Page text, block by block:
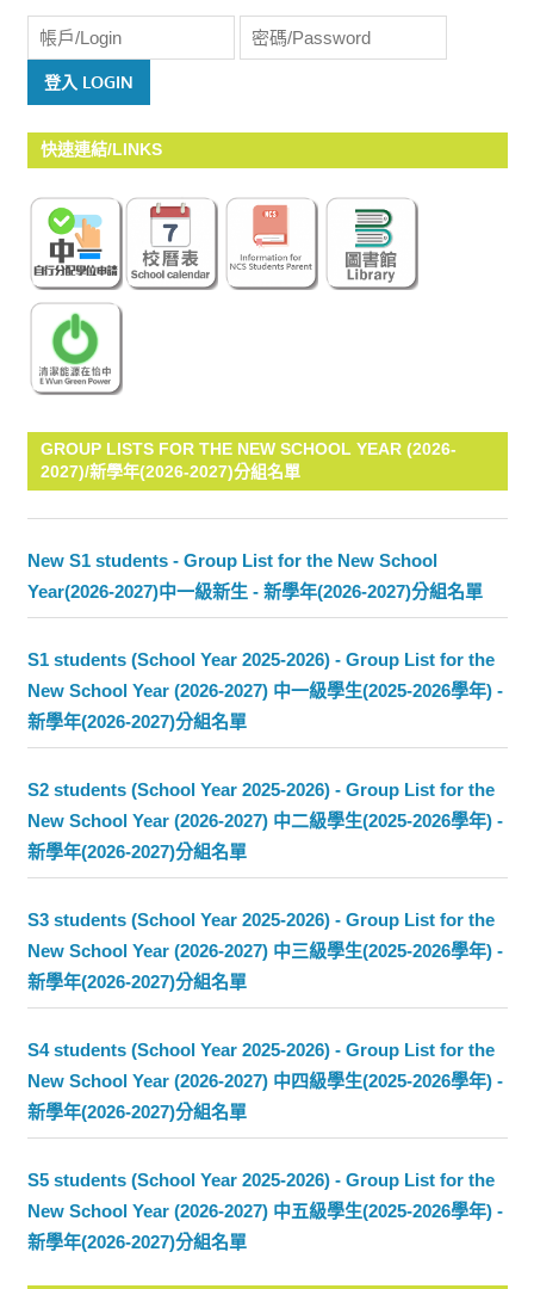
快速連結/LINKS
GROUP LISTS FOR THE NEW SCHOOL YEAR (2026-
2027)/新學年(2026-2027)分組名單
New S1 students - Group List for the New School
Year(2026-2027)中一級新生 - 新學年(2026-2027)分組名單
S1 students (School Year 2025-2026) - Group List for the
New School Year (2026-2027) 中一級學生(2025-2026學年) -
新學年(2026-2027)分組名單
S2 students (School Year 2025-2026) - Group List for the
New School Year (2026-2027) 中二級學生(2025-2026學年) -
新學年(2026-2027)分組名單
S3 students (School Year 2025-2026) - Group List for the
New School Year (2026-2027) 中三級學生(2025-2026學年) -
新學年(2026-2027)分組名單
S4 students (School Year 2025-2026) - Group List for the
New School Year (2026-2027) 中四級學生(2025-2026學年) -
新學年(2026-2027)分組名單
S5 students (School Year 2025-2026) - Group List for the
New School Year (2026-2027) 中五級學生(2025-2026學年) -
新學年(2026-2027)分組名單